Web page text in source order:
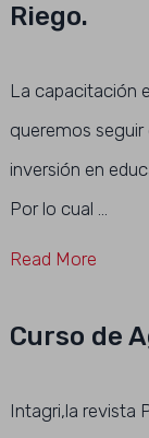
Riego.
La capacitación
queremos
inversión en
Por lo cual …
Read More
Curso de
Intagri,la revista